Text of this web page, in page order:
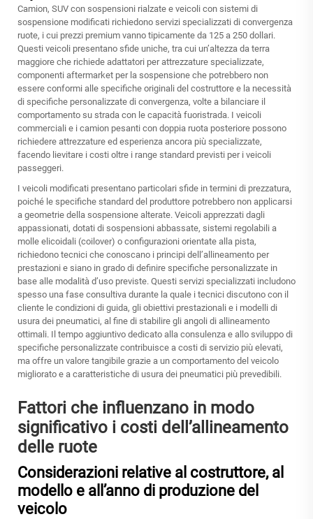
Camion, SUV con sospensioni rialzate e veicoli con sistemi di
sospensione modificati richiedono servizi specializzati di convergenza
ruote, i cui prezzi premium vanno tipicamente da 125 a 250 dollari.
Questi veicoli presentano sfide uniche, tra cui un’altezza da terra
maggiore che richiede adattatori per attrezzature specializzate,
componenti aftermarket per la sospensione che potrebbero non
essere conformi alle specifiche originali del costruttore e la necessità
di specifiche personalizzate di convergenza, volte a bilanciare il
comportamento su strada con le capacità fuoristrada. I veicoli
commerciali e i camion pesanti con doppia ruota posteriore possono
richiedere attrezzature ed esperienza ancora più specializzate,
facendo lievitare i costi oltre i range standard previsti per i veicoli
passeggeri.
I veicoli modificati presentano particolari sfide in termini di prezzatura,
poiché le specifiche standard del produttore potrebbero non applicarsi
a geometrie della sospensione alterate. Veicoli apprezzati dagli
appassionati, dotati di sospensioni abbassate, sistemi regolabili a
molle elicoidali (coilover) o configurazioni orientate alla pista,
richiedono tecnici che conoscano i principi dell’allineamento per
prestazioni e siano in grado di definire specifiche personalizzate in
base alle modalità d’uso previste. Questi servizi specializzati includono
spesso una fase consultiva durante la quale i tecnici discutono con il
cliente le condizioni di guida, gli obiettivi prestazionali e i modelli di
usura dei pneumatici, al fine di stabilire gli angoli di allineamento
ottimali. Il tempo aggiuntivo dedicato alla consulenza e allo sviluppo di
specifiche personalizzate contribuisce a costi di servizio più elevati,
ma offre un valore tangibile grazie a un comportamento del veicolo
migliorato e a caratteristiche di usura dei pneumatici più prevedibili.
Fattori che influenzano in modo
significativo i costi dell’allineamento
delle ruote
Considerazioni relative al costruttore, al
modello e all’anno di produzione del
veicolo